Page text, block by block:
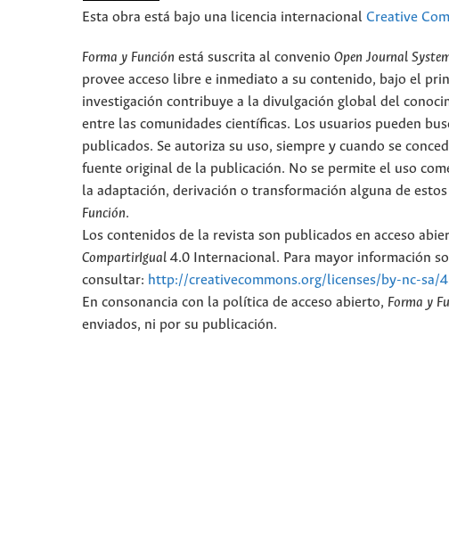
Esta obra está bajo una licencia internacional Creative
Forma y Función está suscrita al convenio Open Journal
provee acceso libre e inmediato a su contenido, bajo el
investigación contribuye a la divulgación global del
entre las comunidades científicas. Los usuarios pueden
publicados. Se autoriza su uso, siempre y cuando se
fuente original de la publicación. No se permite el uso
la adaptación, derivación o transformación alguna de
Función.
Los contenidos de la revista son publicados en acceso
CompartirIgual 4.0 Internacional. Para mayor información
consultar: http://creativecommons.org/licenses/by-nc-sa/
En consonancia con la política de acceso abierto, Forma y
enviados, ni por su publicación.